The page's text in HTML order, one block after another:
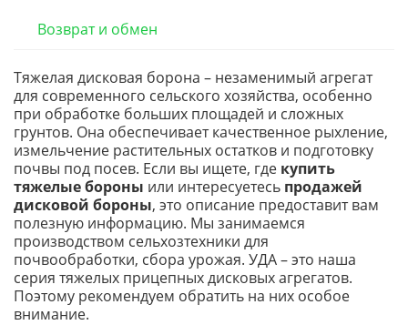
Возврат и обмен
Тяжелая дисковая борона – незаменимый агрегат
для современного сельского хозяйства, особенно
при обработке больших площадей и сложных
грунтов. Она обеспечивает качественное рыхление,
измельчение растительных остатков и подготовку
почвы под посев. Если вы ищете, где купить
тяжелые бороны или интересуетесь продажей
дисковой бороны, это описание предоставит вам
полезную информацию. Мы занимаемся
производством сельхозтехники для
почвообработки, сбора урожая. УДА – это наша
серия тяжелых прицепных дисковых агрегатов.
Поэтому рекомендуем обратить на них особое
внимание.